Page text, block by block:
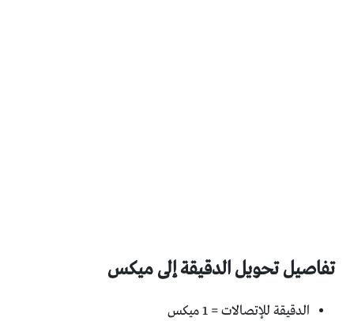
تفاصيل تحويل الدقيقة إلى ميكس
الدقيقة للإتصالات = 1 ميكس